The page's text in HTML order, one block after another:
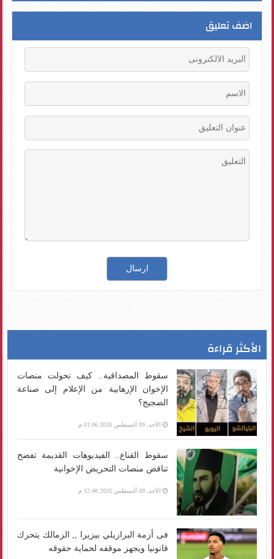
اضف تعليق
الأكثر قراءة
سقوط المصداقية.. كيف تحولت منصات
الإخوان الإرهابية من الإعلام إلى صناعة
الضجيج؟
الأحد، 09 أغسطس 2026 01:06 م
سقوط القناع.. الفيديوهات القديمة تفضح
تناقض منصات التحريض الإخوانية
الأحد، 09 أغسطس 2026 12:48 م
فى أزمة البرازيلي بيزيرا ,, الزمالك يتحرك
قانونيا ويجهز موقفه لحماية حقوقه